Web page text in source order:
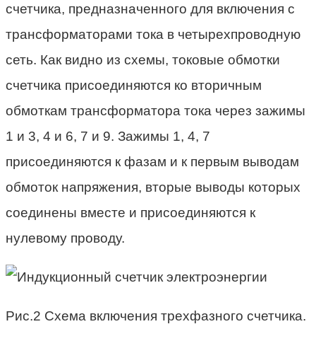
счетчика, предназначенного для включения с
трансформаторами тока в четырехпроводную
сеть. Как видно из схемы, токовые обмотки
счетчика присоединяются ко вторичным
обмоткам трансформатора тока через зажимы
1 и 3, 4 и 6, 7 и 9. Зажимы 1, 4, 7
присоединяются к фазам и к первым выводам
обмоток напряжения, вторые выводы которых
соединены вместе и присоединяются к
нулевому проводу.
Рис.2 Схема включения трехфазного счетчика.